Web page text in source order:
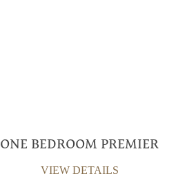
ONE BEDROOM PREMIER
VIEW DETAILS